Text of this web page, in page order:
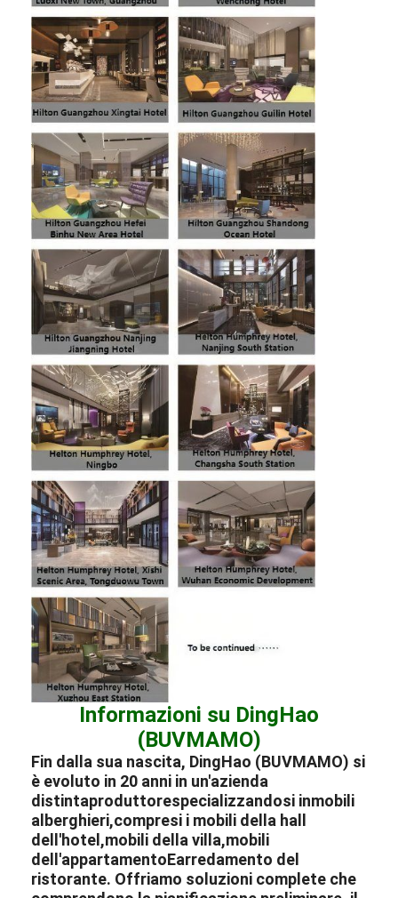
Informazioni su DingHao
(BUVMAMO)
Fin dalla sua nascita, DingHao (BUVMAMO) si
è evoluto in 20 anni in un'azienda
distintaproduttorespecializzandosi inmobili
alberghieri,compresi i mobili della hall
dell'hotel ,mobili della villa,mobili
dell'appartamentoEarredamento del
ristorante. Offriamo soluzioni complete che